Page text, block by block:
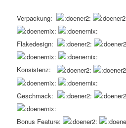
Verpackung:
Flakedesign:
Konsistenz:
Geschmack:
Bonus Feature: